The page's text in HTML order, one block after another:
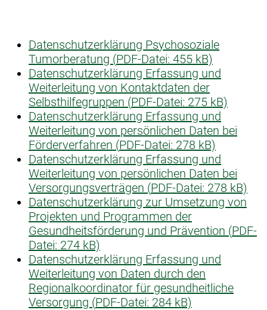
Datenschutzerklärung Psychosoziale
Tumorberatung (PDF-Datei: 455 kB)
Datenschutzerklärung Erfassung und
Weiterleitung von Kontaktdaten der
Selbsthilfegruppen (PDF-Datei: 275 kB)
Datenschutzerklärung Erfassung und
Weiterleitung von persönlichen Daten bei
Förderverfahren (PDF-Datei: 278 kB)
Datenschutzerklärung Erfassung und
Weiterleitung von persönlichen Daten bei
Versorgungsverträgen (PDF-Datei: 278 kB)
Datenschutzerklärung zur Umsetzung von
Projekten und Programmen der
Gesundheitsförderung und Prävention (PDF-
Datei: 274 kB)
Datenschutzerklärung Erfassung und
Weiterleitung von Daten durch den
Regionalkoordinator für gesundheitliche
Versorgung (PDF-Datei: 284 kB)